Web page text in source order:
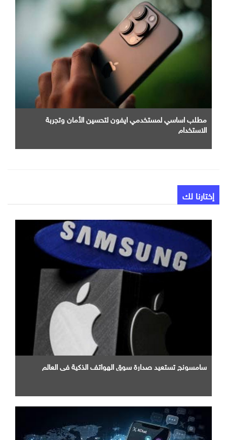
مطلب اساسي لمستخدمي ايفون لتحسين الأمان وتجربة
الاستخدام
إختارنا لك
سامسونج تستعيد صدارة سوق الهواتف الذكية في العالم